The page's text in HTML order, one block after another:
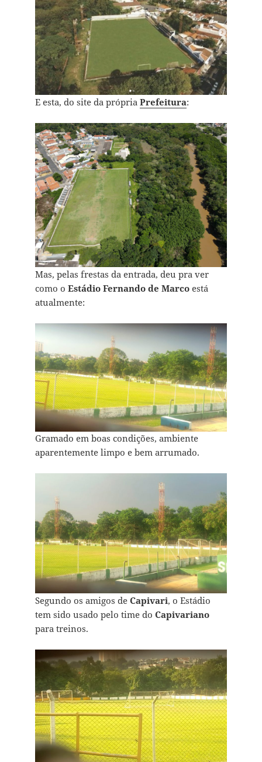
E esta, do site da própria Prefeitura:
Mas, pelas frestas da entrada, deu pra ver
como o Estádio Fernando de Marcoestá
atualmente:
Gramado em boas condições, ambiente
aparentemente limpo e bem arrumado.
Segundo os amigos de Capivari, o Estádio
tem sido usado pelo time do Capivariano
para treinos.